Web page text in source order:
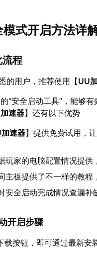
式开启方法详
流程
的用户，推荐使用【UU
“安全启动工具”，能够
速器】还有以下优势
速器】提供免费试用，
玩家的电脑配置情况提供
主板提供了不一样的教
安全启动完成情况查漏补
开启步骤
按钮，即可通过最新安